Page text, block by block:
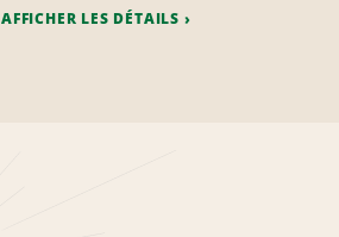
AFFICHER LES DÉTAILS